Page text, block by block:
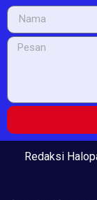
Redaksi